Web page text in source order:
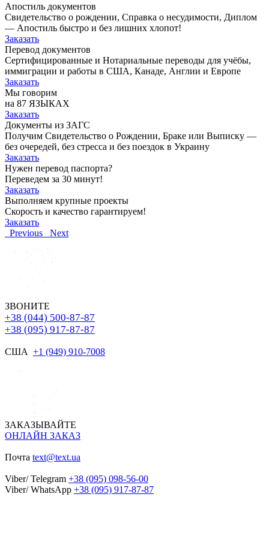
Апостиль документов
Свидетельство о рождении, Справка о несудимости, Диплом
— Апостиль быстро и без лишних хлопот!
Заказать
Перевод документов
Сертифицированные и Нотариальные переводы для учёбы,
иммиграции и работы в США, Канаде, Англии и Европе
Заказать
Мы говорим
на 87 ЯЗЫКАХ
Заказать
Документы из ЗАГС
Получим Свидетельство о Рождении, Браке или Выписку —
без очередей, без стресса и без поездок в Украину
Заказать
Нужен перевод паспорта?
Переведем за 30 минут!
Заказать
Выполняем крупные проекты
Скорость и качество гарантируем!
Заказать
Previous
Next
ЗВОНИТЕ
+38 (044) 500-87-87
+38 (095) 917-87-87
США +1 (949) 910-7008
ЗАКАЗЫВАЙТЕ
ОНЛАЙН ЗАКАЗ
Почта text@text.ua
Viber/ Telegram +38 (095) 098-56-00
Viber/ WhatsApp +38 (095) 917-87-87